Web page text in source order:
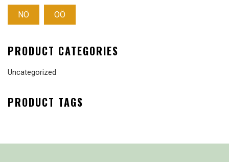
NÖ OÖ
PRODUCT CATEGORIES
Uncategorized
PRODUCT TAGS